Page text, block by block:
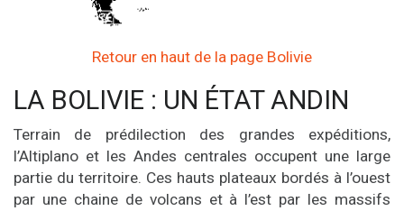
Retour en haut de la page Bolivie
LA BOLIVIE : UN ÉTAT ANDIN
Terrain de prédilection des grandes expéditions,
l’Altiplano et les Andes centrales occupent une large
partie du territoire. Ces hauts plateaux bordés à l’ouest
par une chaine de volcans et à l’est par les massifs